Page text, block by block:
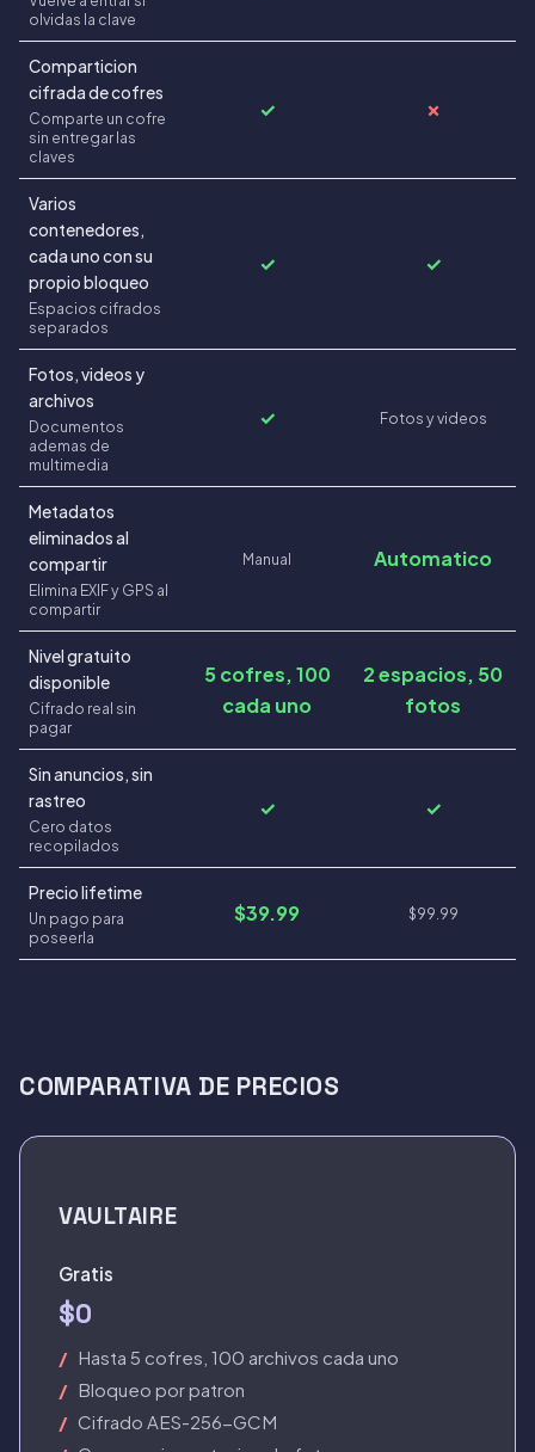
olvidas la clave
Comparticion
cifrada de cofres
Comparte un cofre
sin entregar las
claves
✓ ✗
Varios
contenedores,
cada uno con su
propio bloqueo
Espacios cifrados
separados
✓ ✓
Fotos, videos y
archivos
Documentos
ademas de
multimedia
✓ Fotos y videos
Metadatos
eliminados al
compartir
Elimina EXIF y GPS al
compartir
Manual Automatico
Nivel gratuito
disponible
Cifrado real sin
pagar
5 cofres, 100
cada uno
2 espacios, 50
fotos
Sin anuncios, sin
rastreo
Cero datos
recopilados
✓ ✓
Precio lifetime
Un pago para
poseerla
$39.99 $99.99
COMPARATIVA DE PRECIOS
VAULTAIRE
Gratis
$0
Hasta 5 cofres, 100 archivos cada uno
Bloqueo por patron
Cifrado AES-256-GCM